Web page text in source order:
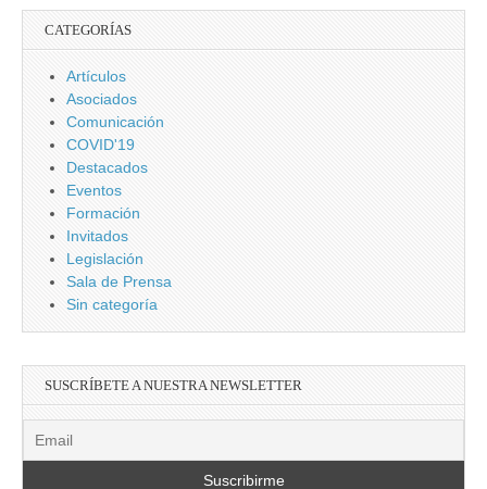
CATEGORÍAS
Artículos
Asociados
Comunicación
COVID'19
Destacados
Eventos
Formación
Invitados
Legislación
Sala de Prensa
Sin categoría
SUSCRÍBETE A NUESTRA NEWSLETTER